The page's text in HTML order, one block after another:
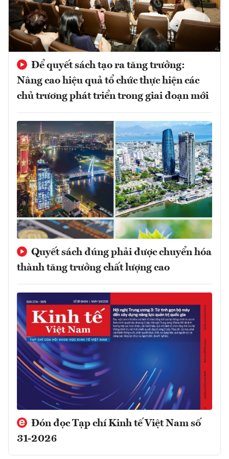
Để quyết sách tạo ra tăng trưởng:
Nâng cao hiệu quả tổ chức thực hiện các
chủ trương phát triển trong giai đoạn mới
Quyết sách đúng phải được chuyển hóa
thành tăng trưởng chất lượng cao
Đón đọc Tạp chí Kinh tế Việt Nam số
31-2026